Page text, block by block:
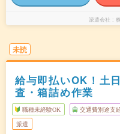
派遣会社
未読
給与即払いOK！土
査・箱詰め作業
職種未経験OK 交通費別途支
派遣